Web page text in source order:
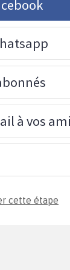
à vos
cette étape